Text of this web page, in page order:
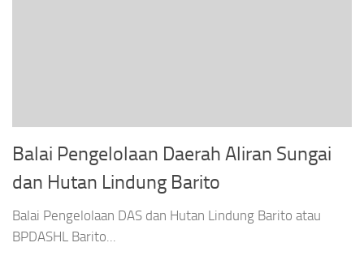
Balai Pengelolaan Daerah Aliran Sungai
dan Hutan Lindung Barito
Balai Pengelolaan DAS dan Hutan Lindung Barito atau
BPDASHL Barito...